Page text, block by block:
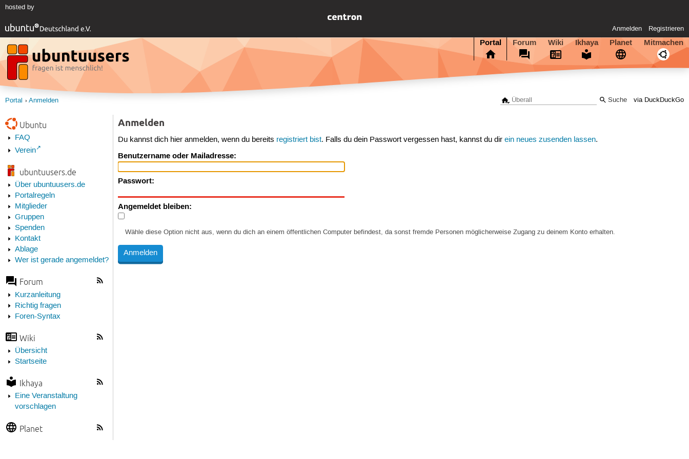
hosted by
Anmelden Registrieren
Portal Forum Wiki Ikhaya Planet Mitmachen
via DuckDuckGo
Portal Anmelden
Ubuntu
FAQ
Verein
ubuntuusers.de
Über ubuntuusers.de
Portalregeln
Mitglieder
Gruppen
Spenden
Kontakt
Ablage
Wer ist gerade angemeldet?
Forum
Kurzanleitung
Richtig fragen
Foren-Syntax
Wiki
Übersicht
Startseite
Ikhaya
Eine Veranstaltung
vorschlagen
Planet
Anmelden
Du kannst dich hier anmelden, wenn du bereits registriert bist. Falls du dein Passwort vergessen hast, kannst du direin neues zusenden lassen.
Benutzername oder Mailadresse:
Passwort:
Angemeldet bleiben:
Wähle diese Option nicht aus, wenn du dich an einem öffentlichen Computer befindest, da sonst fremde Personen möglicherweise Zugang zu deinem Konto erhalten.